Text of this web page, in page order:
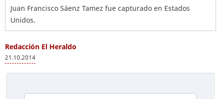
Juan Francisco Sáenz Tamez fue capturado en Estados
Unidos.
Redacción El Heraldo
21.10.2014